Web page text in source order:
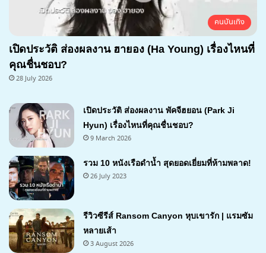
คนบันเทิง
เปิดประวัติ ส่องผลงาน ฮายอง (Ha Young) เรื่องไหนที่
คุณชื่นชอบ?
28 July 2026
เปิดประวัติ ส่องผลงาน พัคจีฮยอน (Park Ji
Hyun) เรื่องไหนที่คุณชื่นชอบ?
9 March 2026
รวม 10 หนังเรือดำน้ำ สุดยอดเยี่ยมที่ห้ามพลาด!
26 July 2023
7.1
รีวิวซีรีส์ Ransom Canyon หุบเขารัก | แรมซัม
หลายเส้า
3 August 2026